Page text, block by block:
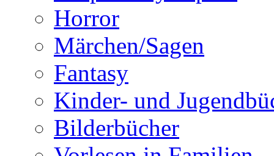
Horror
Märchen/Sagen
Fantasy
Kinder- und
Bilderbücher